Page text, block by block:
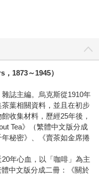
1873～1945）
誌主編。烏克斯從1910年
葉相關資料，並且在初步
收集材料，歷經25年後，
Tea》（繁體中文版分成
秘密》、《賣茶如金席捲
年心血，以「咖啡」為主
中文版分成二冊：《關於